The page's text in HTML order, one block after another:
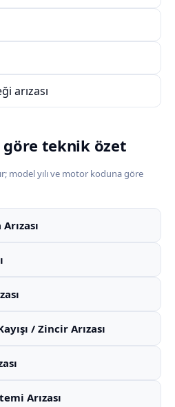
arızası
göre teknik özet
model yılı ve motor koduna göre
/ Zincir Arızası
Arızası